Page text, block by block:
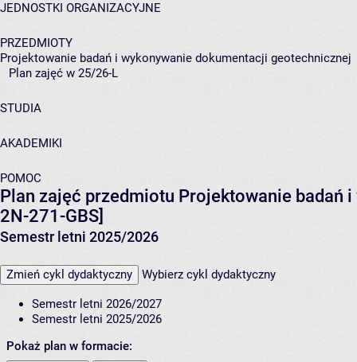
JEDNOSTKI ORGANIZACYJNE
PRZEDMIOTY
Projektowanie badań i wykonywanie dokumentacji geotechnicznej
Plan zajęć w 25/26-L
STUDIA
AKADEMIKI
POMOC
Plan zajęć przedmiotu Projektowanie badań
2N-271-GBS]
Semestr letni 2025/2026
Zmień cykl dydaktyczny Wybierz cykl dydaktyczny
Semestr letni 2026/2027
Semestr letni 2025/2026
Pokaż plan w formacie: